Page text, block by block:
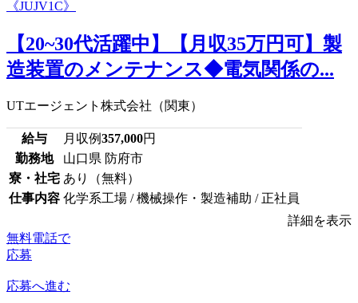
【20~30代活躍中】【月収35万円可】製
造装置のメンテナンス◆電気関係の...
UTエージェント株式会社（関東）
給与 月収例357,000円
勤務地
山口県 防府市
寮・社宅 あり（無料）
仕事内容 化学系工場 / 機械操作・製造補助 / 正社員
詳細を表示
無料電話で
応募
応募へ進む